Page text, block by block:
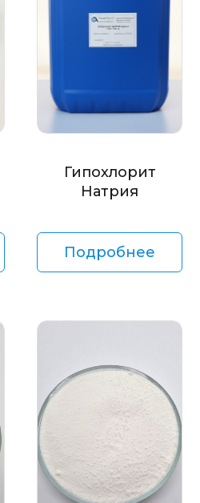
Гипохлорит
Натрия
Подробнее